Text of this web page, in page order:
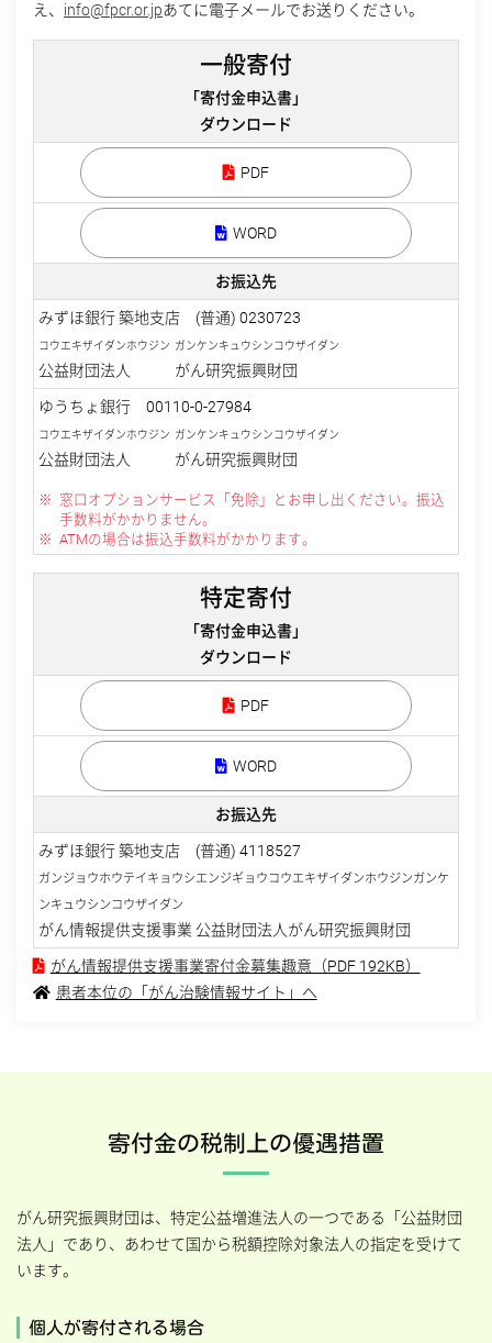
え、 info@fpcr.or.jpあてに電子メールでお送りください。
一般寄付
「寄付金申込書」
ダウンロード
PDF
WORD
お振込先
みずほ銀行 築地支店 (普通) 0230723
コウエキザイダンホウジン
公益財団法人
ガンケンキュウシンコウザイダン
がん研究振興財団
ゆうちょ銀行 00110-0-27984
コウエキザイダンホウジン
公益財団法人
ガンケンキュウシンコウザイダン
がん研究振興財団
窓口オプションサービス「免除」とお申し出ください。振込
手数料がかかりません。
ATMの場合は振込手数料がかかります。
特定寄付
「寄付金申込書」
ダウンロード
PDF
WORD
お振込先
みずほ銀行 築地支店 (普通) 4118527
ガンジョウホウテイキョウシエンジギョウコウエキザイダンホウジンガンケ
ンキュウシンコウザイダン
がん情報提供支援事業 公益財団法人がん研究振興財団
がん情報提供支援事業寄付金募集趣意（PDF 192KB）
患者本位の「がん治験情報サイト」へ
寄付金の税制上の優遇措置
がん研究振興財団は、特定公益増進法人の一つである「公益財団
法人」であり、あわせて国から税額控除対象法人の指定を受けて
います。
個人が寄付される場合